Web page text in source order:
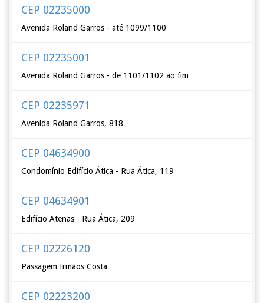
CEP 02235000
Avenida Roland Garros - até 1099/1100
CEP 02235001
Avenida Roland Garros - de 1101/1102 ao fim
CEP 02235971
Avenida Roland Garros, 818
CEP 04634900
Condomínio Edifício Ática - Rua Ática, 119
CEP 04634901
Edifício Atenas - Rua Ática, 209
CEP 02226120
Passagem Irmãos Costa
CEP 02223200